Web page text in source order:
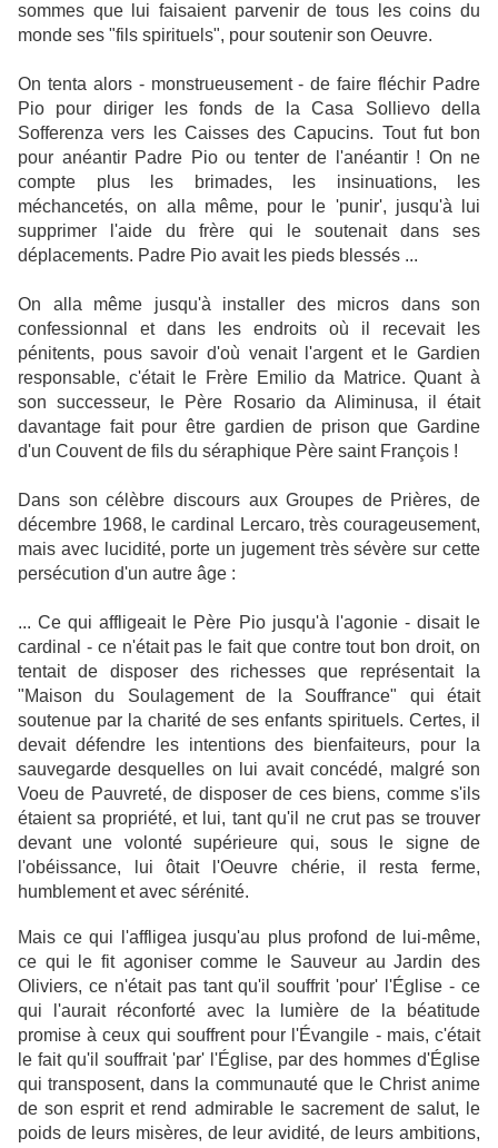
sommes que lui faisaient parvenir de tous les coins du
monde ses "fils spirituels", pour soutenir son Oeuvre.
On tenta alors - monstrueusement - de faire fléchir Padre
Pio pour diriger les fonds de la Casa Sollievo della
Sofferenza vers les Caisses des Capucins. Tout fut bon
pour anéantir Padre Pio ou tenter de l'anéantir ! On ne
compte plus les brimades, les insinuations, les
méchancetés, on alla même, pour le 'punir', jusqu'à lui
supprimer l'aide du frère qui le soutenait dans ses
déplacements. Padre Pio avait les pieds blessés ...
On alla même jusqu'à installer des micros dans son
confessionnal et dans les endroits où il recevait les
pénitents, pous savoir d'où venait l'argent et le Gardien
responsable, c'était le Frère Emilio da Matrice. Quant à
son successeur, le Père Rosario da Aliminusa, il était
davantage fait pour être gardien de prison que Gardine
d'un Couvent de fils du séraphique Père saint François !
Dans son célèbre discours aux Groupes de Prières, de
décembre 1968, le cardinal Lercaro, très courageusement,
mais avec lucidité, porte un jugement très sévère sur cette
persécution d'un autre âge :
... Ce qui affligeait le Père Pio jusqu'à l'agonie - disait le
cardinal - ce n'était pas le fait que contre tout bon droit, on
tentait de disposer des richesses que représentait la
"Maison du Soulagement de la Souffrance" qui était
soutenue par la charité de ses enfants spirituels. Certes, il
devait défendre les intentions des bienfaiteurs, pour la
sauvegarde desquelles on lui avait concédé, malgré son
Voeu de Pauvreté, de disposer de ces biens, comme s'ils
étaient sa propriété, et lui, tant qu'il ne crut pas se trouver
devant une volonté supérieure qui, sous le signe de
l'obéissance, lui ôtait l'Oeuvre chérie, il resta ferme,
humblement et avec sérénité.
Mais ce qui l'affligea jusqu'au plus profond de lui-même,
ce qui le fit agoniser comme le Sauveur au Jardin des
Oliviers, ce n'était pas tant qu'il souffrit 'pour' l'Église - ce
qui l'aurait réconforté avec la lumière de la béatitude
promise à ceux qui souffrent pour l'Évangile - mais, c'était
le fait qu'il souffrait 'par' l'Église, par des hommes d'Église
qui transposent, dans la communauté que le Christ anime
de son esprit et rend admirable le sacrement de salut, le
poids de leurs misères, de leur avidité, de leurs ambitions,